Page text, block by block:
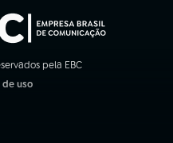
pela EBC
de uso
nova aba)